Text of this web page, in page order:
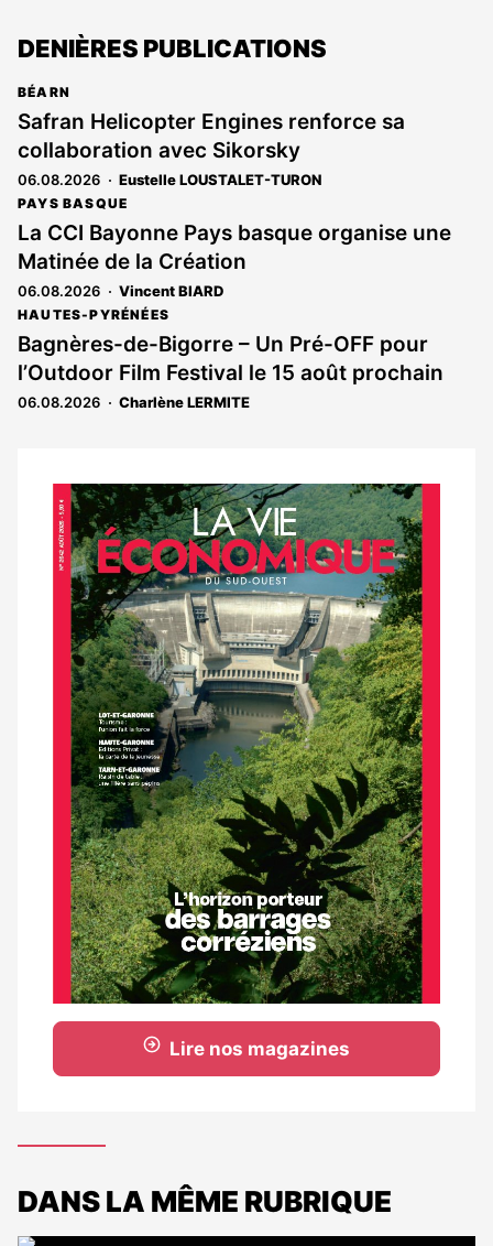
DENIÈRES PUBLICATIONS
BÉARN
Safran Helicopter Engines renforce sa
collaboration avec Sikorsky
06.08.2026 Eustelle LOUSTALET-TURON
PAYS BASQUE
La CCI Bayonne Pays basque organise une
Matinée de la Création
06.08.2026 Vincent BIARD
HAUTES-PYRÉNÉES
Bagnères-de-Bigorre – Un Pré-OFF pour
l’Outdoor Film Festival le 15 août prochain
06.08.2026 Charlène LERMITE
Notre
dernier
magazine
Lire nos magazines
DANS LA MÊME RUBRIQUE